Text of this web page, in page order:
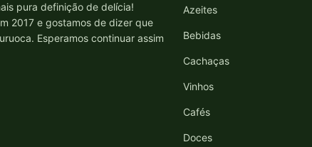
pura definição de delícia!
2017 e gostamos de dizer que
Esperamos continuar assim
Azeites
Bebidas
Cachaças
Vinhos
Cafés
Doces